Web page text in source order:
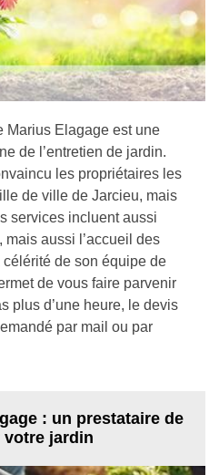
Marius Elagage est une
de l’entretien de jardin.
les propriétaires les
de ville de Jarcieu, mais
services incluent aussi
mais aussi l’accueil des
de son équipe de
de vous faire parvenir
plus d’une heure, le devis
par mail ou par
: un prestataire de
jardin